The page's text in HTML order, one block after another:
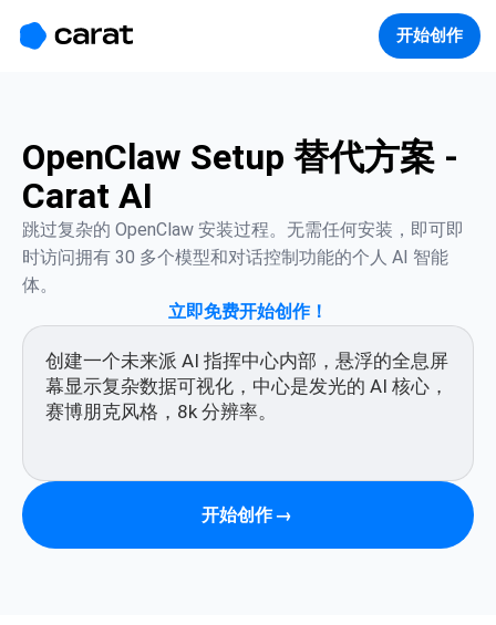
开始创作
OpenClaw Setup 替代方案 -
Carat AI
跳过复杂的 OpenClaw 安装过程。无需任何安装，即可即
时访问拥有 30 多个模型和对话控制功能的个人 AI 智能
体。
立即免费开始创作！
开始创作 →